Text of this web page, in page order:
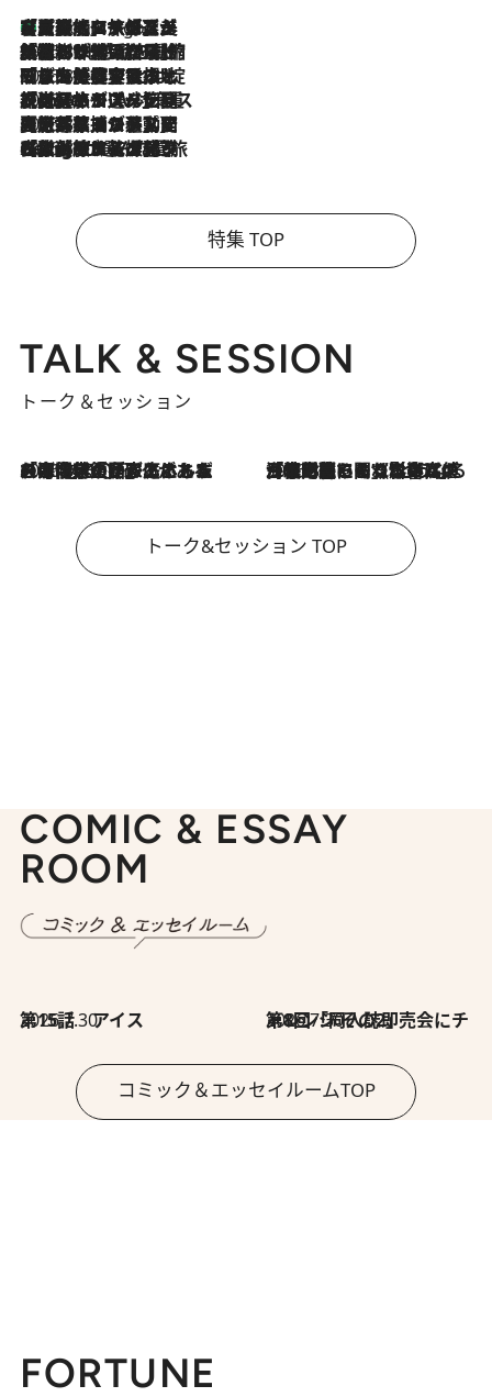
8 Hours Ago
【厳選旅コスメ】「多機能アイテムがメイン！」旅好き美容エディターが選んだ夏旅ベストコスメを発表【Mサイズジップ】
2026.8.6
「荷物が増えるほど旅ストレスは増す」美容ジャーナリストがたどり着いた最終結論。“化粧品を劇的に減らす”感動の凝縮美容とは
2026.8.6
「旅先には金髪ウィッグを持参」日本と同じメイクでは損してる!? 美容ジャーナリストが提案する“掟破りの旅美容”とは
2026.8.6
【厳選旅コスメ】「身軽さ＆UV対策重視！」ヘアアーティストshucoが選んだ夏旅ベストコスメを発表【Mサイズジップ】
2026.8.5
【厳選旅コスメ】国内をあちこち移動する河井菜摘が選んだ夏旅ベストコスメ発表！「リラックスアイテムはマスト」【Mサイズジップ】
2026.8.4
【厳選旅コスメ】「紫外線＆乾燥対策しながらメイク感も！」ヘア＆メイクGeorgeが選んだ夏旅ベストコスメを発表！【Mサイズジップ】
特集 TOP
TALK & SESSION
トーク＆セッション
2026.8.3
「今後値上げがあるとすれば…」「リスクがあるのは今年の冬」エネルギー専門家が語る、ホルムズ海峡封鎖が家庭にもたらす“ある心配” 2026.8.3
「住宅建てられない…」「サーチャージ料の高値が続いている」ホルムズ海峡封鎖による影響はいつまで続く？《エネルギー専門家に聞く“どうなる日本の暮らし”》
トーク&セッション TOP
COMIC & ESSAY
ROOM
2026.7.30
第15話 アイス 2026.7.30
第8回「同人誌即売会にチャレンジ その2」
コミック＆エッセイルームTOP
FORTUNE